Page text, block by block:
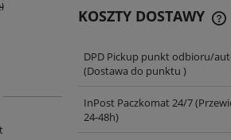
KOSZTY DOSTAWY
DPD Pickup punkt odbioru/
(Dostawa do punktu )
InPost Paczkomat 24/7
24-48h)